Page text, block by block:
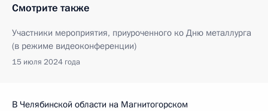
Смотрите также
Участники мероприятия, приуроченного ко Дню металлурга
(в режиме видеоконференции)
15 июля 2024 года
В Челябинской области на Магнитогорском